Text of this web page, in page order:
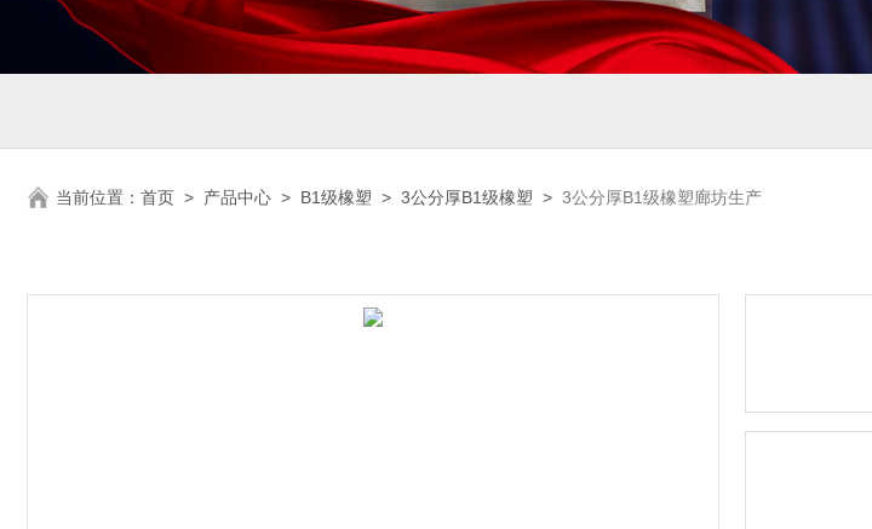
当前位置： 首页 > 产品中心 > B1级橡塑 > 3公分厚B1级橡塑 > 3公分厚B1级橡塑廊坊生产